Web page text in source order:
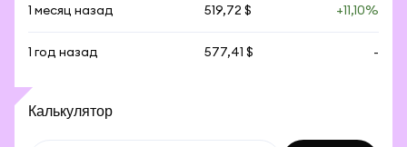
1 месяц назад 519,72 $ +11,10%
1 год назад 577,41 $ -
Калькулятор